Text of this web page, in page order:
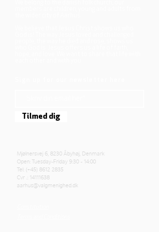
Tilmed dig
Mjølnersvej 6, 8230 Åbyhøj, Denmark
Open: Tuesday-Friday 9:30 - 14:00
Tel: (+45) 8612 2835
Cvr .: 14111638
aarhus@valgmenighed.dk